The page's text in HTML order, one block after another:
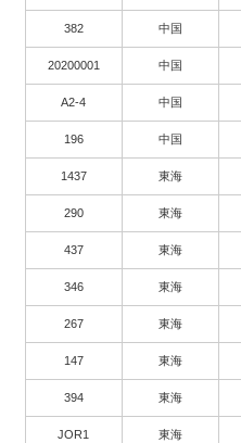
382 中国
20200001 中国
A2-4 中国
196 中国
1437 東海
290 東海
437 東海
346 東海
267 東海
147 東海
394 東海
JOR1 東海